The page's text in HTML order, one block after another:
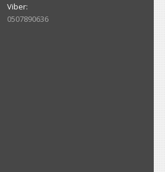
0507890636